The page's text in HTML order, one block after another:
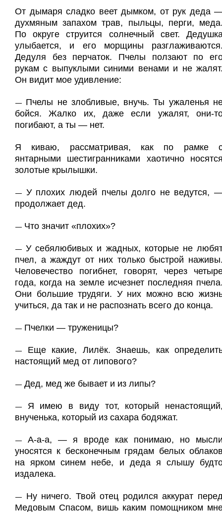
От дымаря сладко веет дымком, от рук деда
духмяным запахом трав, пыльцы, перги,
По округе струится солнечный свет.
улыбается, и его морщины
Дедуля без перчаток. Пчелы ползают по
рукам с выпуклыми синими венами и не
Он видит мое удивление:
— Пчелы не злобливые, внучь. Ты ужаленья
бойся. Жалко их, даже если ужалят, они-
погибают, а ты — нет.
Я киваю, рассматривая, как по рамке
янтарными шестигранниками хаотично
золотые крылышки.
— У плохих людей пчелы долго не ведутся,
продолжает дед.
— Что значит «плохих»?
—У себялюбивых и жадных, которые не
пчел, а жаждут от них только быстрой
Человечество погибнет, говорят, через
года, когда на земле исчезнет последняя
Они большие трудяги. У них можно всю
учиться, да так и не распознать всего до конца.
— Пчелки — труженицы?
— Еще какие, Лилёк. Знаешь, как
настоящий мед от липового?
— Дед, мед же бывает и из липы?
— Я имею в виду тот, который
внученька, который из сахара бодяжат.
— А-а-а, — я вроде как понимаю, но
уносятся к бесконечным грядам белых
на ярком синем небе, и деда я слышу
издалека.
— Ну ничего. Твой отец родился аккурат
Медовым Спасом, вишь каким помощником